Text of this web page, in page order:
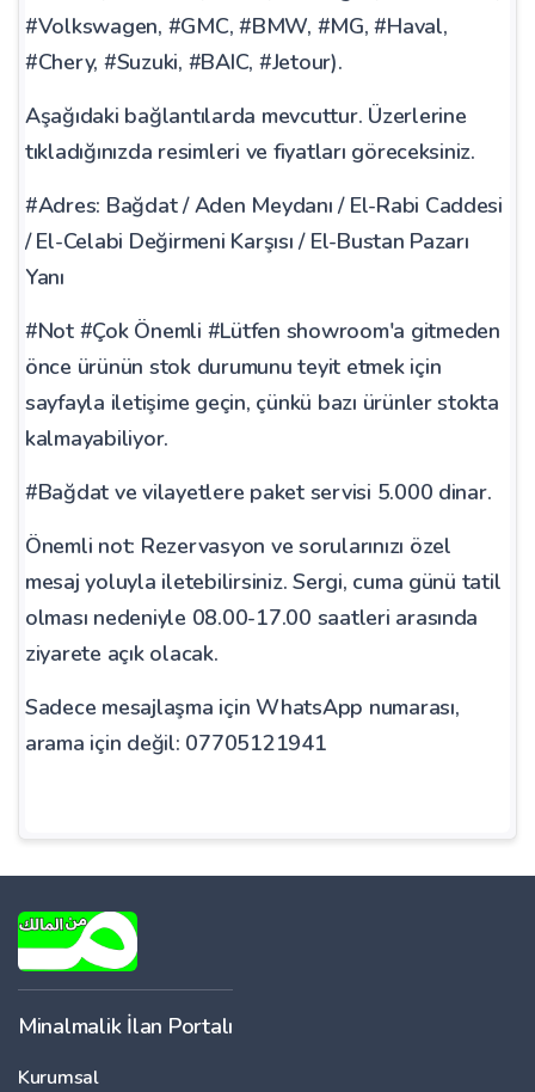
#Volkswagen, #GMC, #BMW, #MG, #Haval,
#Chery, #Suzuki, #BAIC, #Jetour).
Aşağıdaki bağlantılarda mevcuttur. Üzerlerine
tıkladığınızda resimleri ve fiyatları göreceksiniz.
#Adres: Bağdat / Aden Meydanı / El-Rabi Caddesi
/ El-Celabi Değirmeni Karşısı / El-Bustan Pazarı
Yanı
#Not #Çok Önemli #Lütfen showroom'a gitmeden
önce ürünün stok durumunu teyit etmek için
sayfayla iletişime geçin, çünkü bazı ürünler stokta
kalmayabiliyor.
#Bağdat ve vilayetlere paket servisi 5.000 dinar.
Önemli not: Rezervasyon ve sorularınızı özel
mesaj yoluyla iletebilirsiniz. Sergi, cuma günü tatil
olması nedeniyle 08.00-17.00 saatleri arasında
ziyarete açık olacak.
Sadece mesajlaşma için WhatsApp numarası,
arama için değil: 07705121941
Minalmalik İlan Portalı
Kurumsal